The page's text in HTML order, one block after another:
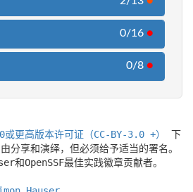
0/16 ●
0/8 ●
更高版本许可证（CC-BY-3.0 +）
下
分享和演绎，但必须给予适当的署名。
和OpenSSF最佳实践徽章贡献者。